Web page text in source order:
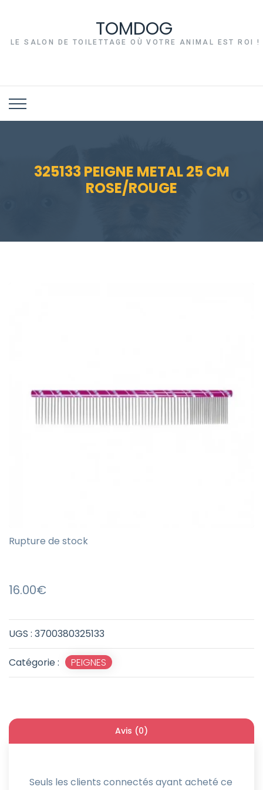
TOMDOG
LE SALON DE TOILETTAGE OÙ VOTRE ANIMAL EST ROI !
325133 PEIGNE METAL 25 CM
ROSE/ROUGE
UGS : 3700380325133
Catégorie : PEIGNES
16.00€
Rupture de stock
Avis (0)
Seuls les clients connectés ayant acheté ce